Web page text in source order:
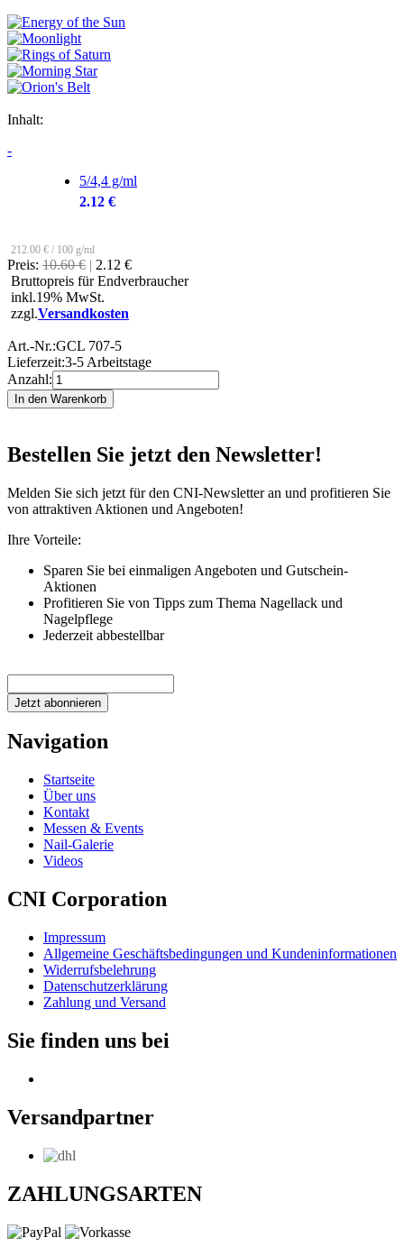
Inhalt:
-
5/4,4 g/ml
2.12 €
212.00 € / 100 g/ml
Preis: 10.60 € | 2.12 €
Bruttopreis für Endverbraucher
inkl.19% MwSt.
zzgl.Versandkosten
Art.-Nr.:GCL 707-5
Lieferzeit:3-5 Arbeitstage
Anzahl:
Bestellen Sie jetzt den Newsletter!
Melden Sie sich jetzt für den CNI-Newsletter an und profitieren Sie
von attraktiven Aktionen und Angeboten!
Ihre Vorteile:
Sparen Sie bei einmaligen Angeboten und Gutschein-
Aktionen
Profitieren Sie von Tipps zum Thema Nagellack und
Nagelpflege
Jederzeit abbestellbar
Jetzt abonnieren
Navigation
Startseite
Über uns
Kontakt
Messen & Events
Nail-Galerie
Videos
CNI Corporation
Impressum
Allgemeine Geschäftsbedingungen und Kundeninformationen
Widerrufsbelehrung
Datenschutzerklärung
Zahlung und Versand
Sie finden uns bei
Versandpartner
ZAHLUNGSARTEN